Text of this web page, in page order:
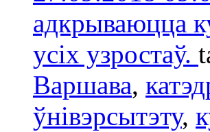
адкрываюцца
усіх узростаў.
Варшава,
ўнівэрсытэту,